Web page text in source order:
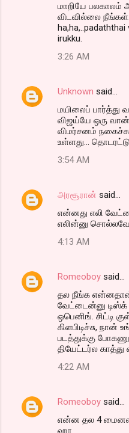
மாறியே பலகாலம்
விடவில்லை நீங்கள்..?
irukku.
3:26 AM
Unknown said…
மயிலைப் பார்த்து
விஜய்யே ஒரு
விமர்சனம்
உள்ளது...
3:54 AM
அரசூரான் said…
என்னது எலி
எலின்னு
4:13 AM
Romeoboy said…
தல நீங்க
வேட்டைன்னு டிஸ்க்
ஒபெனிங். சிட்டி
கிளபிடிச்சு, நான்
படத்துக்கு
தியேட்டர்ல காத்து
4:22 AM
Romeoboy said…
என்ன தல 4 மைனஸ்
ஹா